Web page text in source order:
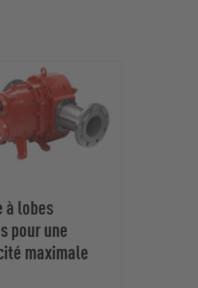
à lobes
pour une
maximale